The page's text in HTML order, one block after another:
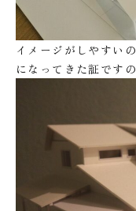
イメージがしやすい
になってきた証です